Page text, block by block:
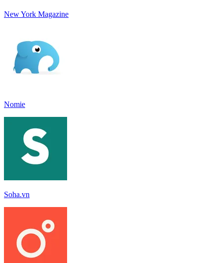
New York Magazine
Nomie
Soha.vn